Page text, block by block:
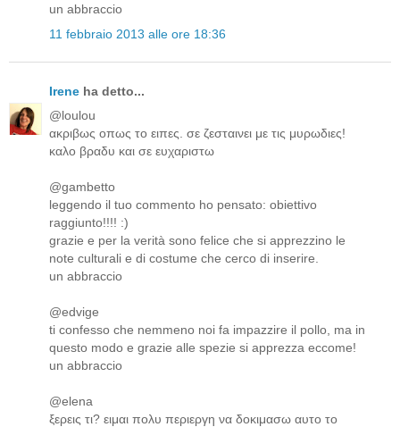
un abbraccio
11 febbraio 2013 alle ore 18:36
Irene ha detto...
@loulou
ακριβως οπως το ειπες. σε ζεσταινει με τις μυρωδιες!
καλο βραδυ και σε ευχαριστω
@gambetto
leggendo il tuo commento ho pensato: obiettivo
raggiunto!!!! :)
grazie e per la verità sono felice che si apprezzino le
note culturali e di costume che cerco di inserire.
un abbraccio
@edvige
ti confesso che nemmeno noi fa impazzire il pollo, ma in
questo modo e grazie alle spezie si apprezza eccome!
un abbraccio
@elena
ξερεις τι? ειμαι πολυ περιεργη να δοκιμασω αυτο το